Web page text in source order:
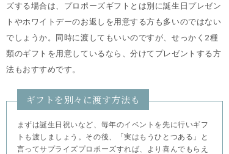
ズする場合は、プロポーズギフトとは別に誕生日プレゼン
トやホワイトデーのお返しを用意する方も多いのではない
でしょうか。同時に渡してもいいのですが、せっかく2種
類のギフトを用意しているなら、分けてプレゼントする方
法もおすすめです。
ギフトを別々に渡す方法も
まずは誕生日祝いなど、毎年のイベントを先に行いギフ
トも渡しましょう。その後、「実はもうひとつある」と
言ってサプライズプロポーズすれば、より喜んでもらえ